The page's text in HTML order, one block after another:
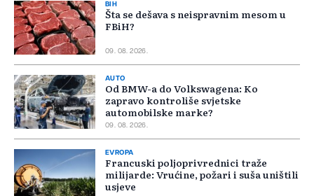
BIH
Šta se dešava s neispravnim mesom u
FBiH?
09. 08. 2026.
AUTO
Od BMW-a do Volkswagena: Ko
zapravo kontroliše svjetske
automobilske marke?
09. 08. 2026.
EVROPA
Francuski poljoprivrednici traže
milijarde: Vrućine, požari i suša uništili
usjeve